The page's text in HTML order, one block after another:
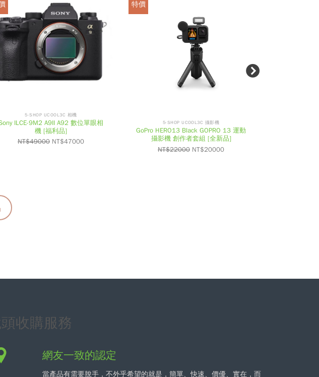
5-SHOP UCOOL3C 相機
ILCE-9M2 A9II A92 數位單眼相
機 [福利品]
NT$49000 NT$47000
特價
5-SHOP UCOOL3C 攝影機
GoPro HERO13 Black GOPRO 13 運動
攝影機 創作者套組 [全新品]
NT$22000 NT$20000
收購服務
網友一致的認定
當產品有需要脫手，不外乎希望的就是，簡單、快速、價優、實在，而